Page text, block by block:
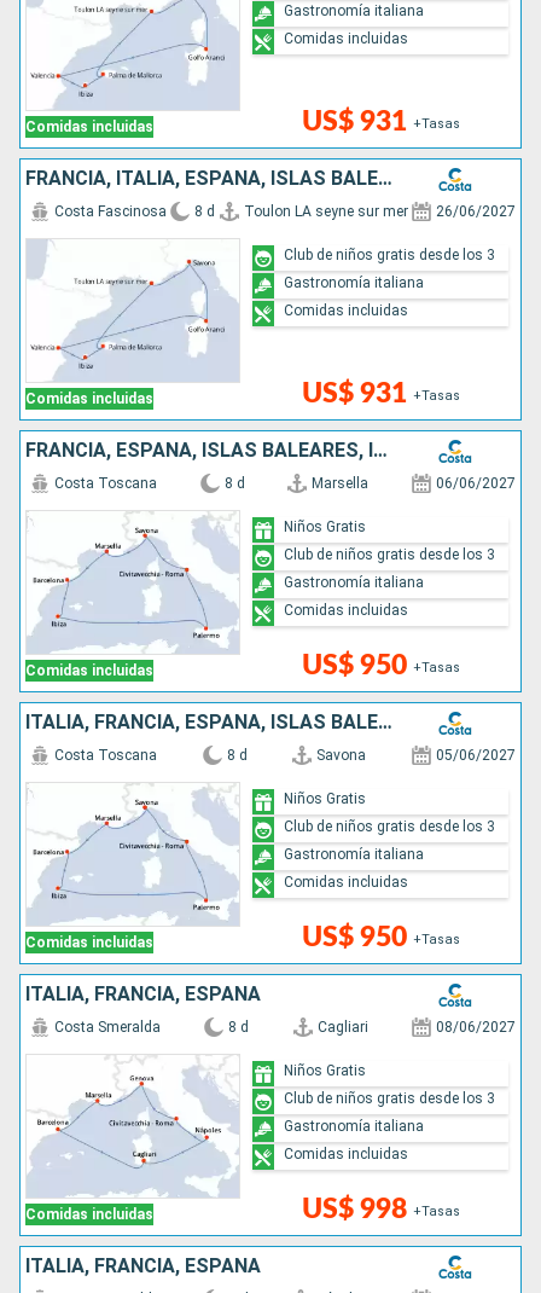
Comidas incluidas US$ 931 +Tasas
Gastronomía italiana
Comidas incluidas
FRANCIA, ITALIA, ESPAÑA, ISLAS BALEARES
Comidas incluidas
Costa Fascinosa 8 d Toulon LA seyne sur mer 26/06/2027
US$ 931 +Tasas
Club de niños gratis desde los 3
Gastronomía italiana
Comidas incluidas
FRANCIA, ESPAÑA, ISLAS BALEARES, ITALIA
Comidas incluidas
Costa Toscana 8 d Marsella 06/06/2027
US$ 950 +Tasas
Niños Gratis
Club de niños gratis desde los 3
Gastronomía italiana
Comidas incluidas
ITALIA, FRANCIA, ESPAÑA, ISLAS BALEARES
Comidas incluidas
Costa Toscana 8 d Savona 05/06/2027
US$ 950 +Tasas
Niños Gratis
Club de niños gratis desde los 3
Gastronomía italiana
Comidas incluidas
ITALIA, FRANCIA, ESPAÑA
Comidas incluidas
Costa Smeralda 8 d Cagliari 08/06/2027
US$ 998 +Tasas
Niños Gratis
Club de niños gratis desde los 3
Gastronomía italiana
Comidas incluidas
ITALIA, FRANCIA, ESPAÑA